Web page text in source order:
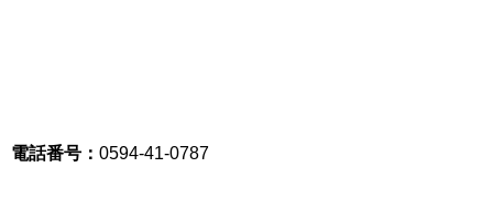
電話番号： 0594-41-0787